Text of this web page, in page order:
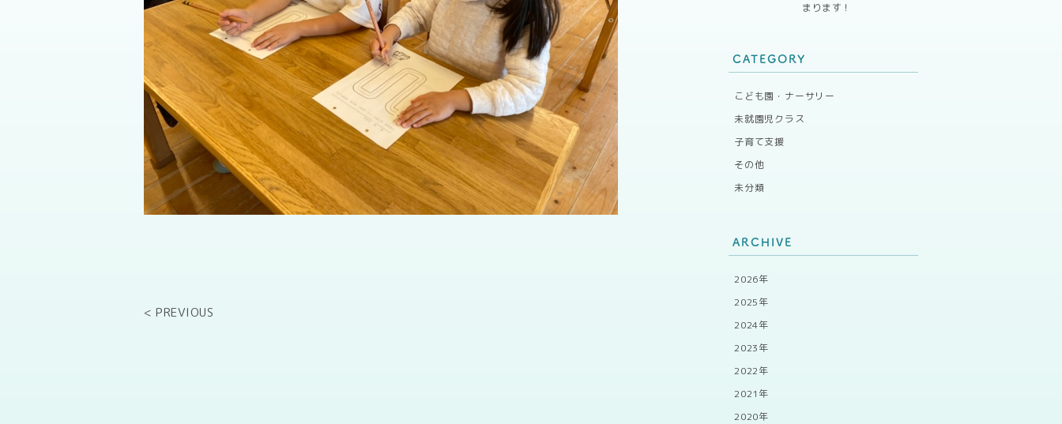
< PREVIOUS
まります！
CATEGORY
こども園・ナーサリー
未就園児クラス
子育て支援
その他
未分類
ARCHIVE
2026年
2025年
2024年
2023年
2022年
2021年
2020年